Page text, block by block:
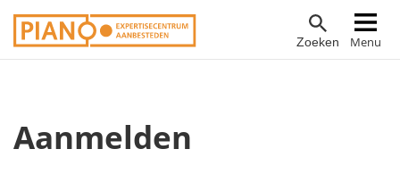
Overslaan
en
gaan
Zoeken Menu
Hoofdnavigatie
Aanmelden